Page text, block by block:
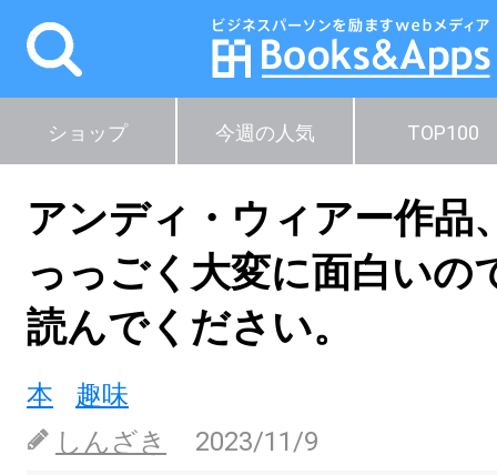
ショップ 今週の人気 TOP100
アンディ・ウィアー作品
っっごく大変に面白いの
読んでください。
本
趣味
しんざき
2023/11/9